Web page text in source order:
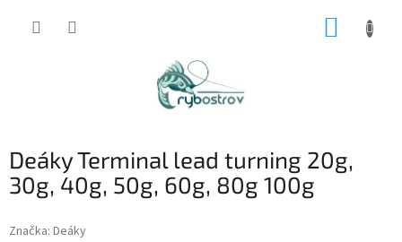
Deáky Terminal lead turning 20g,
30g, 40g, 50g, 60g, 80g 100g
Značka: Deáky